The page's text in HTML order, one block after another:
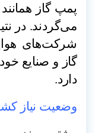
پمپ گاز
می‌گردند. در
شرکت‌های
گاز و صنایع
دارد.
وضعیت نیاز